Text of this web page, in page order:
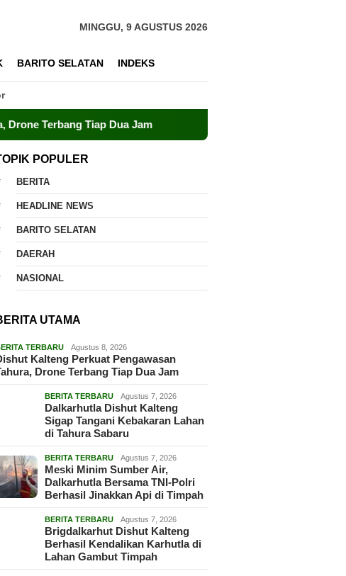
MINGGU, 9 AGUSTUS 2026
BARITO SELATAN INDEKS
Tiap Dua Jam Dalkarhutla Dishut Kalteng Sigap Tangani
POPULER
BERITA
HEADLINE NEWS
BARITO SELATAN
DAERAH
NASIONAL
UTAMA
TERBARU Agustus 8, 2026
Kalteng Perkuat Pengawasan
Drone Terbang Tiap Dua Jam
BERITA TERBARU Agustus 7, 2026
Dalkarhutla Dishut Kalteng
Sigap Tangani Kebakaran Lahan
di Tahura Sabaru
BERITA TERBARU Agustus 7, 2026
Meski Minim Sumber Air,
Dalkarhutla Bersama TNI-Polri
Berhasil Jinakkan Api di Timpah
BERITA TERBARU Agustus 7, 2026
Brigdalkarhut Dishut Kalteng
Berhasil Kendalikan Karhutla di
Lahan Gambut Timpah